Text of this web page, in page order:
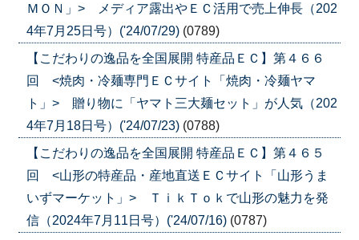
ＭＯＮ」> メディア露出やＥＣ活用で売上伸長（202
4年7月25日号）('24/07/29) (0789)
【こだわりの逸品を全国展開 特産品ＥＣ】第４６６
回 <焼肉・冷麺専門ＥＣサイト「焼肉・冷麺ヤマ
ト」> 贈り物に「ヤマト三大麺セット」が人気（202
4年7月18日号）('24/07/23) (0788)
【こだわりの逸品を全国展開 特産品ＥＣ】第４６５
回 <山形の特産品・産地直送ＥＣサイト「山形うま
いずマーケット」> ＴｉｋＴｏｋで山形の魅力を発
信（2024年7月11日号）('24/07/16) (0787)